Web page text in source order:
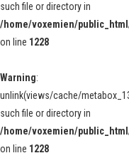
such file or directory in
/home/voxemien/
on line 1228
Warning:
unlink(views/cache/
such file or directory in
/home/voxemien/
on line 1228